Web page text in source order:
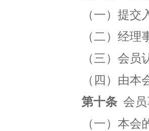
（一）提交
（二）经理
（三）会员
（四）由本
第十条 会
（一）本